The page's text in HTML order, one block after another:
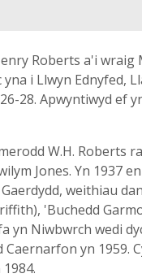
Roberts a'i wraig
i Llwyn Ednyfed,
28. Apwyntiwyd ef
W.H. Roberts
Jones. Yn 1937
weithiau
'Buchedd
yn Niwbwrch wedi
yn